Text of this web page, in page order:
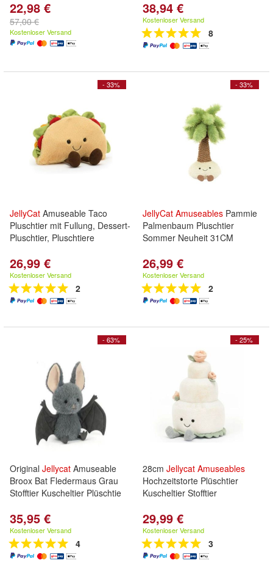
22,98 €
57,00 €
Kostenloser Versand
38,94 €
Kostenloser Versand
8
- 33%
JellyCat Amuseable Taco
Pluschtier mit Fullung, Dessert-
Pluschtier, Pluschtiere
26,99 €
Kostenloser Versand
2
- 33%
JellyCat Amuseables Pammie
Palmenbaum Pluschtier
Sommer Neuheit 31CM
26,99 €
Kostenloser Versand
2
- 63%
Original Jellycat Amuseable
Broox Bat Fledermaus Grau
Stofftier Kuscheltier Plüschtie
35,95 €
Kostenloser Versand
4
- 25%
28cm Jellycat Amuseables
Hochzeitstorte Plüschtier
Kuscheltier Stofftier
29,99 €
Kostenloser Versand
3